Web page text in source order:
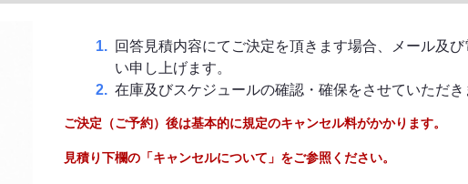
回答見積内容にてご決定を頂きます場合、メール及
い申し上げます。
在庫及びスケジュールの確認・確保をさせていただき
ご決定（ご予約）後は基本的に規定のキャンセル料がかかります。
見積り下欄の「キャンセルについて」をご参照ください。